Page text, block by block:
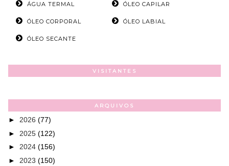
ÁGUA TERMAL ÓLEO CAPILAR
ÓLEO CORPORAL ÓLEO LABIAL
ÓLEO SECANTE
VISITANTES
ARQUIVOS
► 2026 (77)
► 2025 (122)
► 2024 (156)
► 2023 (150)